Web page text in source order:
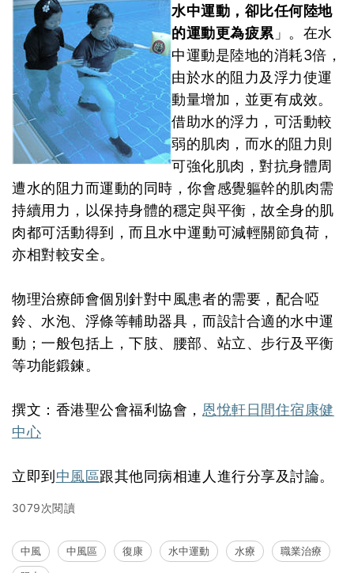
水中運動，卻比任何陸地
的運動更為疲累 」。在水
中運動是陸地的消耗3倍，
由於水的阻力及浮力使運
動量增加，並更有成效。
借助水的浮力，可活動較
弱的肌肉，而水的阻力則
可強化肌肉，對抗身體周
遭水的阻力而運動的同時，你會感覺軀幹的肌肉需
持續用力，以保持身體的穩定與平衡，故全身的肌
肉都可活動得到，而且水中運動可減輕關節負荷，
亦相對較安全。
物理治療師會個別針對中風患者的需要，配合啞
鈴、水泡、浮條等輔助器具，而設計合適的水中運
動；一般包括上，下肢、腰部、站立、步行及平衡
等功能鍛鍊。
撰文：香港聖公會福利協會， 恩悅軒日間住宿康健
中心
立即到中風區跟其他同病相連人進行分享及討論。
3079次閱讀
中風 中風區 復康 水中運動 水療
職業治療